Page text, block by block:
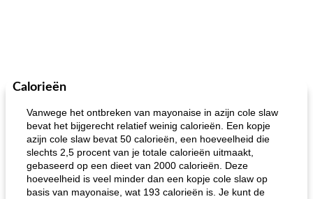
Calorieën
Vanwege het ontbreken van mayonaise in azijn cole slaw
bevat het bijgerecht relatief weinig calorieën. Een kopje
azijn cole slaw bevat 50 calorieën, een hoeveelheid die
slechts 2,5 procent van je totale calorieën uitmaakt,
gebaseerd op een dieet van 2000 calorieën. Deze
hoeveelheid is veel minder dan een kopje cole slaw op
basis van mayonaise, wat 193 calorieën is. Je kunt de